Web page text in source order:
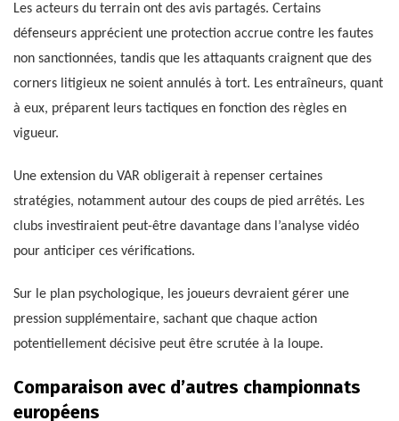
Les acteurs du terrain ont des avis partagés. Certains
défenseurs apprécient une protection accrue contre les fautes
non sanctionnées, tandis que les attaquants craignent que des
corners litigieux ne soient annulés à tort. Les entraîneurs, quant
à eux, préparent leurs tactiques en fonction des règles en
vigueur.
Une extension du VAR obligerait à repenser certaines
stratégies, notamment autour des coups de pied arrêtés. Les
clubs investiraient peut-être davantage dans l’analyse vidéo
pour anticiper ces vérifications.
Sur le plan psychologique, les joueurs devraient gérer une
pression supplémentaire, sachant que chaque action
potentiellement décisive peut être scrutée à la loupe.
Comparaison avec d’autres championnats
européens